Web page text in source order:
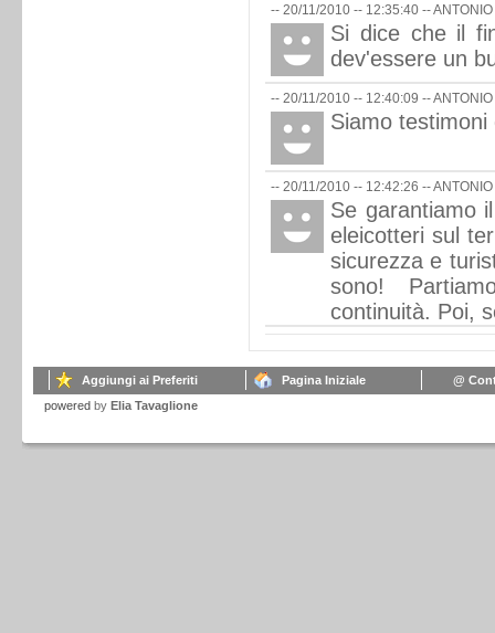
-- 20/11/2010 -- 12:35:40 --ANTONIO
Si dice che il
dev'essere un
-- 20/11/2010 -- 12:40:09 --ANTONIO
Siamo testimoni
-- 20/11/2010 -- 12:42:26 --ANTONIO
Se garantiamo
eleicotteri sul
sicurezza e
sono!
continuità. Poi,
Aggiungi ai Preferiti Pagina Iniziale
@
powered by Elia Tavaglione